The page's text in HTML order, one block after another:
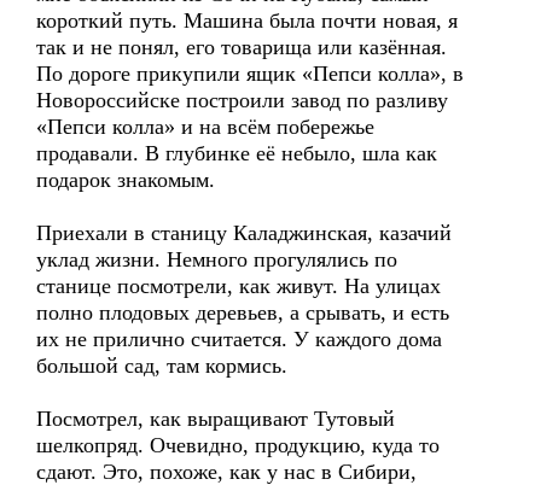
короткий путь. Машина была почти новая, я
так и не понял, его товарища или казённая.
По дороге прикупили ящик «Пепси колла», в
Новороссийске построили завод по разливу
«Пепси колла» и на всём побережье
продавали. В глубинке её небыло, шла как
подарок знакомым.
Приехали в станицу Каладжинская, казачий
уклад жизни. Немного прогулялись по
станице посмотрели, как живут. На улицах
полно плодовых деревьев, а срывать, и есть
их не прилично считается. У каждого дома
большой сад, там кормись.
Посмотрел, как выращивают Тутовый
шелкопряд. Очевидно, продукцию, куда то
сдают. Это, похоже, как у нас в Сибири,